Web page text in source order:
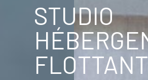
STUDIO
FLOTTANT